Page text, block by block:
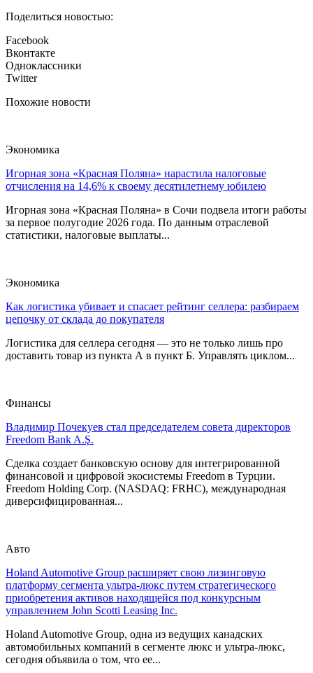
Поделиться новостью:
Facebook
Вконтакте
Одноклассники
Twitter
Похожие новости
Экономика
Игорная зона «Красная Поляна» нарастила налоговые
отчисления на 14,6% к своему десятилетнему юбилею
Игорная зона «Красная Поляна» в Сочи подвела итоги работы
за первое полугодие 2026 года. По данным отраслевой
статистики, налоговые выплаты...
Экономика
Как логистика убивает и спасает рейтинг селлера: разбираем
цепочку от склада до покупателя
Логистика для селлера сегодня — это не только лишь про
доставить товар из пункта А в пункт Б. Управлять циклом...
Финансы
Владимир Почекуев стал председателем совета директоров
Freedom Bank A.Ş.
Сделка создает банковскую основу для интегрированной
финансовой и цифровой экосистемы Freedom в Турции.
Freedom Holding Corp. (NASDAQ: FRHC), международная
диверсифицированная...
Авто
Holand Automotive Group расширяет свою лизинговую
платформу сегмента ультра-люкс путем стратегического
приобретения активов находящейся под конкурсным
управлением John Scotti Leasing Inc.
Holand Automotive Group, одна из ведущих канадских
автомобильных компаний в сегменте люкс и ультра-люкс,
сегодня объявила о том, что ее...